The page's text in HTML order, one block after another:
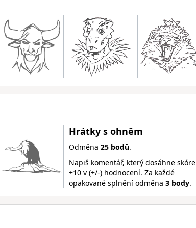
Hrátky s ohněm
Odměna 25 bodů.
Napiš komentář, který dosáhne skóre
+10 v (+/-) hodnocení. Za každé
opakované splnění odměna 3 body.